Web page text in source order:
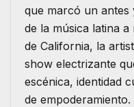
que marcó un antes
de la música latina
de California, la
show electrizante
escénica, identidad
de empoderamiento.